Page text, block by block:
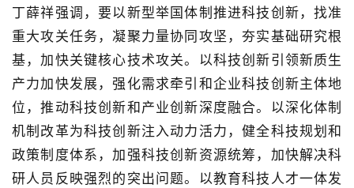
丁薛祥强调，要以新型举国体制推进科技创新，找准
重大攻关任务，凝聚力量协同攻坚，夯实基础研究根
基，加快关键核心技术攻关。以科技创新引领新质生
产力加快发展，强化需求牵引和企业科技创新主体地
位，推动科技创新和产业创新深度融合。以深化体制
机制改革为科技创新注入动力活力，健全科技规划和
政策制度体系，加强科技创新资源统筹，加快解决科
研人员反映强烈的突出问题。以教育科技人才一体发